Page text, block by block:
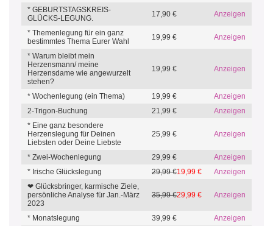
* GEBURTSTAGSKREIS-
GLÜCKS-LEGUNG.
17,90 € Anzeigen
* Themenlegung für ein ganz
bestimmtes Thema Eurer Wahl
19,99 € Anzeigen
* Warum bleibt mein
Herzensmann/ meine
Herzensdame wie angewurzelt
stehen?
19,99 € Anzeigen
* Wochenlegung (ein Thema) 19,99 €
Anzeigen
2-Trigon-Buchung
21,99 €
Anzeigen
* Eine ganz besondere
Herzenslegung für Deinen
Liebsten oder Deine Liebste
25,99 € Anzeigen
* Zwei-Wochenlegung 29,99 €
Anzeigen
* Irische Glückslegung
29,99 €19,99 €
Anzeigen
❤ Glücksbringer, karmische Ziele,
persönliche Analyse für Jan.-März
2023
35,99 €29,99 € Anzeigen
* Monatslegung 39,99 €
Anzeigen